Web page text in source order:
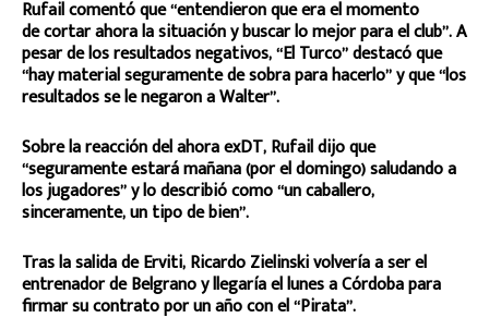
Rufail comentó que “entendieron que era el momento
de cortar ahora la situación y buscar lo mejor para el club”. A
pesar de los resultados negativos, “El Turco” destacó que
“hay material seguramente de sobra para hacerlo” y que “los
resultados se le negaron a Walter”.
Sobre la reacción del ahora exDT, Rufail dijo que
“seguramente estará mañana (por el domingo) saludando a
los jugadores” y lo describió como “un caballero,
sinceramente, un tipo de bien”.
Tras la salida de Erviti, Ricardo Zielinski volvería a ser el
entrenador de Belgrano y llegaría el lunes a Córdoba para
firmar su contrato por un año con el “Pirata”.